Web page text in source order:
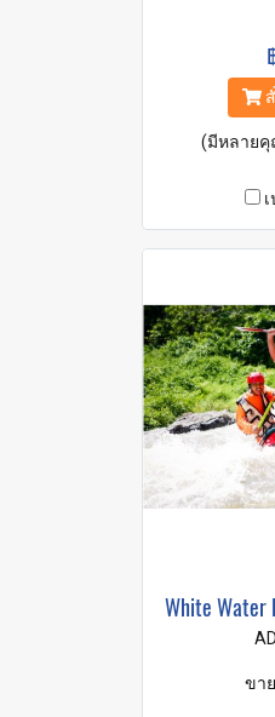
(มีหลายคุ
White Water
ขา